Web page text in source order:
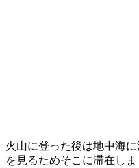
火山に登った後は地中海
を見るためそこに滞在し